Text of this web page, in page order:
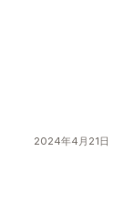
2024年4月21日